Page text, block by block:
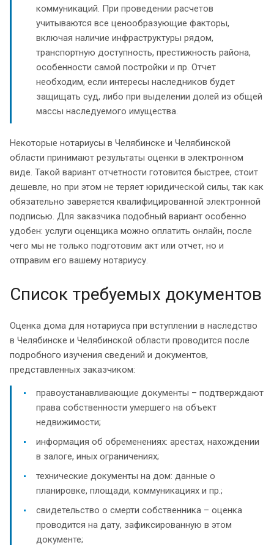
коммуникаций. При проведении расчетов
учитываются все ценообразующие факторы,
включая наличие инфраструктуры рядом,
транспортную доступность, престижность района,
особенности самой постройки и пр. Отчет
необходим, если интересы наследников будет
защищать суд, либо при выделении долей из общей
массы наследуемого имущества.
Некоторые нотариусы в Челябинске и Челябинской
области принимают результаты оценки в электронном
виде. Такой вариант отчетности готовится быстрее, стоит
дешевле, но при этом не теряет юридической силы, так как
обязательно заверяется квалифицированной электронной
подписью. Для заказчика подобный вариант особенно
удобен: услуги оценщика можно оплатить онлайн, после
чего мы не только подготовим акт или отчет, но и
отправим его вашему нотариусу.
Список требуемых документов
Оценка дома для нотариуса при вступлении в наследство
в Челябинске и Челябинской области проводится после
подробного изучения сведений и документов,
представленных заказчиком:
правоустанавливающие документы – подтверждают
права собственности умершего на объект
недвижимости;
информация об обременениях: арестах, нахождении
в залоге, иных ограничениях;
технические документы на дом: данные о
планировке, площади, коммуникациях и пр.;
свидетельство о смерти собственника – оценка
проводится на дату, зафиксированную в этом
документе;